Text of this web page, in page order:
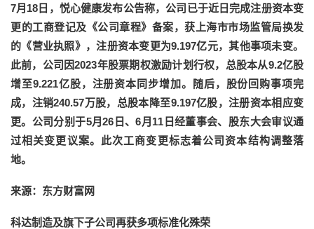
7月18日，悦心健康发布公告称，公司已于近日完成注册资本变
更的工商登记及《公司章程》备案，获上海市市场监管局换发
的《营业执照》，注册资本变更为9.197亿元，其他事项未变。
此前，公司因2023年股票期权激励计划行权，总股本从9.2亿股
增至9.221亿股，注册资本同步增加。随后，股份回购事项完
成，注销240.57万股，总股本降至9.197亿股，注册资本相应变
更。公司分别于5月26日、6月11日经董事会、股东大会审议通
过相关变更议案。此次工商变更标志着公司资本结构调整落
地。
来源：东方财富网
科达制造及旗下子公司再获多项标准化殊荣